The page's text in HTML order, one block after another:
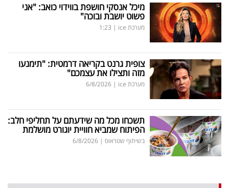
מיכל אנסקי חושפת בווידוי כואב: "אני
פשוט יושבת ובוכה"
מערכת ice |
1:23
צופית גרנט בקריאה דרמטית: "תימנעו
מזה ותצילו את עצמכם"
מערכת ice |
6/8/2026
תשכחו מכל מה שידעתם על תחליפי חלב:
הפיתוח שמביא חוויית יוגורט מושלמת
בשיתוף שטראוס |
6/8/2026